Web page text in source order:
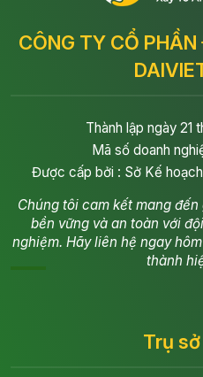
CÔNG TY CỔ
Thành lập ngày 21
Mã số doanh
Được cấp bởi : Sở Kế
Chúng tôi cam kết mang
bền vững và an toàn với
nghiệm. Hãy liên hệ ngay
thành
Trụ